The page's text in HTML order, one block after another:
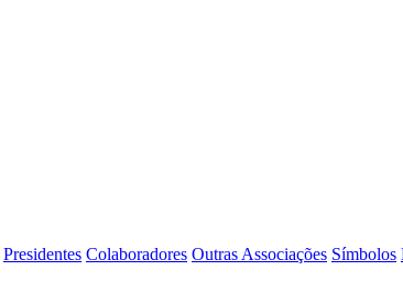
Presidentes Colaboradores Outras Associações Símbolos